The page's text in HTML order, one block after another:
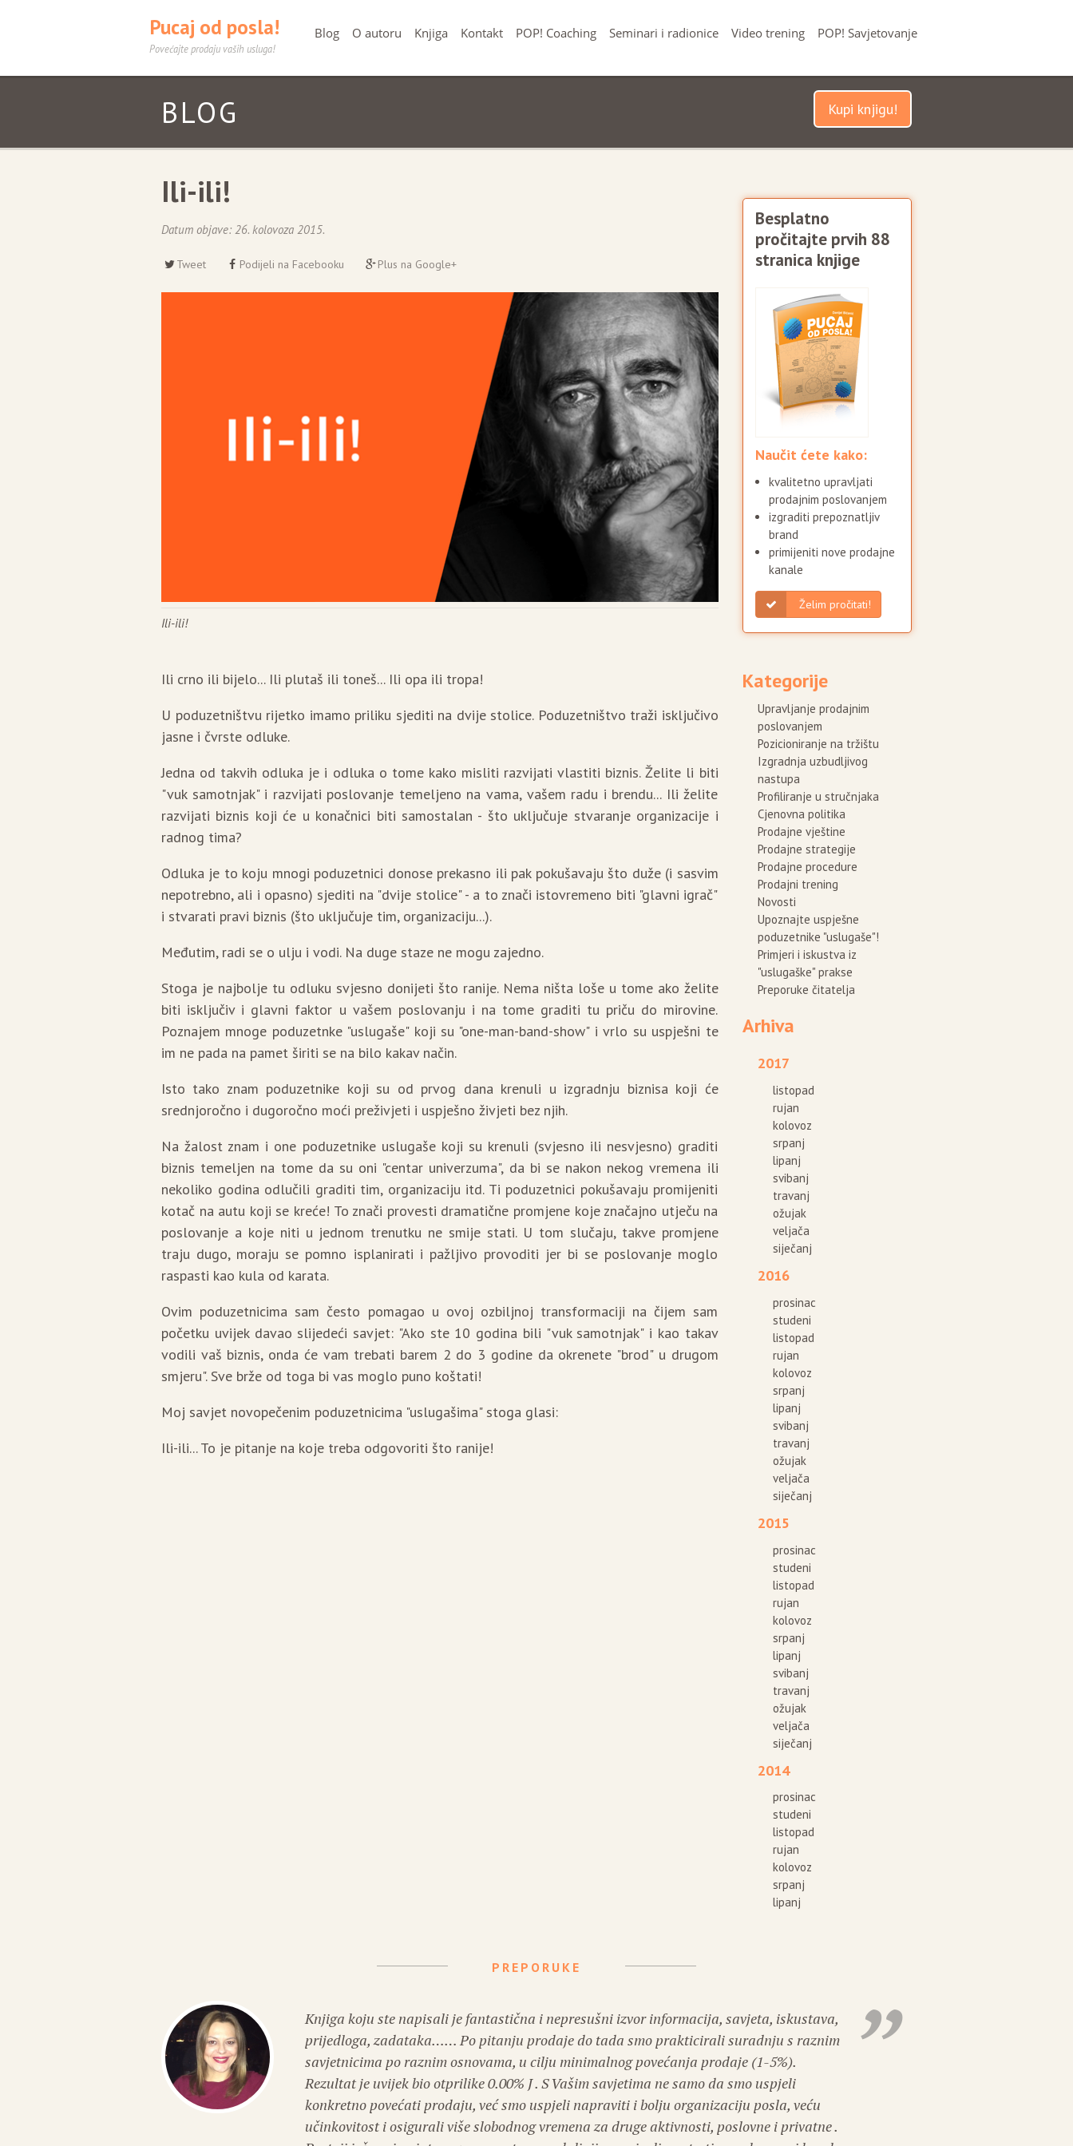
Pucaj od posla!
Povećajte prodaju vaših usluga!
Blog O autoru Knjiga Kontakt POP! Coaching Seminari i radionice Video trening POP! Savjetovanje
BLOG Kupi knjigu!
Ili-ili!
Datum objave: 26. kolovoza 2015.
Tweet Podijeli na Facebooku Plus na Google+
Ili-ili!
Ili crno ili bijelo... Ili plutaš ili toneš... Ili opa ili tropa!
U poduzetništvu rijetko imamo priliku sjediti na dvije stolice. Poduzetništvo traži isključivo
jasne i čvrste odluke.
Jedna od takvih odluka je i odluka o tome kako misliti razvijati vlastiti biznis. Želite li biti
"vuk samotnjak" i razvijati poslovanje temeljeno na vama, vašem radu i brendu... Ili želite
razvijati biznis koji će u konačnici biti samostalan - što uključuje stvaranje organizacije i
radnog tima?
Odluka je to koju mnogi poduzetnici donose prekasno ili pak pokušavaju što duže (i sasvim
nepotrebno, ali i opasno) sjediti na "dvije stolice" - a to znači istovremeno biti "glavni igrač"
i stvarati pravi biznis (što uključuje tim, organizaciju...).
Međutim, radi se o ulju i vodi. Na duge staze ne mogu zajedno.
Stoga je najbolje tu odluku svjesno donijeti što ranije. Nema ništa loše u tome ako želite
biti isključiv i glavni faktor u vašem poslovanju i na tome graditi tu priču do mirovine.
Poznajem mnoge poduzetnke "uslugaše" koji su "one-man-band-show" i vrlo su uspješni te
im ne pada na pamet širiti se na bilo kakav način.
Isto tako znam poduzetnike koji su od prvog dana krenuli u izgradnju biznisa koji će
srednjoročno i dugoročno moći preživjeti i uspješno živjeti bez njih.
Na žalost znam i one poduzetnike uslugaše koji su krenuli (svjesno ili nesvjesno) graditi
biznis temeljen na tome da su oni "centar univerzuma", da bi se nakon nekog vremena ili
nekoliko godina odlučili graditi tim, organizaciju itd. Ti poduzetnici pokušavaju promijeniti
kotač na autu koji se kreće! To znači provesti dramatične promjene koje značajno utječu na
poslovanje a koje niti u jednom trenutku ne smije stati. U tom slučaju, takve promjene
traju dugo, moraju se pomno isplanirati i pažljivo provoditi jer bi se poslovanje moglo
raspasti kao kula od karata.
Ovim poduzetnicima sam često pomagao u ovoj ozbiljnoj transformaciji na čijem sam
početku uvijek davao slijedeći savjet: "Ako ste 10 godina bili "vuk samotnjak" i kao takav
vodili vaš biznis, onda će vam trebati barem 2 do 3 godine da okrenete "brod" u drugom
smjeru". Sve brže od toga bi vas moglo puno koštati!
Moj savjet novopečenim poduzetnicima "uslugašima" stoga glasi:
Ili-ili... To je pitanje na koje treba odgovoriti što ranije!
Besplatno
pročitajte prvih 88
stranica knjige
Naučit ćete kako:
kvalitetno upravljati
prodajnim poslovanjem
izgraditi prepoznatljiv
brand
primijeniti nove prodajne
kanale
Želim pročitati!
Kategorije
Upravljanje prodajnim
poslovanjem
Pozicioniranje na tržištu
Izgradnja uzbudljivog
nastupa
Profiliranje u stručnjaka
Cjenovna politika
Prodajne vještine
Prodajne strategije
Prodajne procedure
Prodajni trening
Novosti
Upoznajte uspješne
poduzetnike "uslugaše"!
Primjeri i iskustva iz
"uslugaške" prakse
Preporuke čitatelja
Arhiva
2017
listopad
rujan
kolovoz
srpanj
lipanj
svibanj
travanj
ožujak
veljača
siječanj
2016
prosinac
studeni
listopad
rujan
kolovoz
srpanj
lipanj
svibanj
travanj
ožujak
veljača
siječanj
2015
prosinac
studeni
listopad
rujan
kolovoz
srpanj
lipanj
svibanj
travanj
ožujak
veljača
siječanj
2014
prosinac
studeni
listopad
rujan
kolovoz
srpanj
lipanj
PREPORUKE
Knjiga koju ste napisali je fantastična i nepresušni izvor informacija, savjeta, iskustava,
prijedloga, zadataka…… Po pitanju prodaje do tada smo prakticirali suradnju s raznim
savjetnicima po raznim osnovama, u cilju minimalnog povećanja prodaje (1-5%).
Rezultat je uvijek bio otprilike 0.00% J . S Vašim savjetima ne samo da smo uspjeli
konkretno povećati prodaju, već smo uspjeli napraviti i bolju organizaciju posla, veću
učinkovitost i osigurali više slobodnog vremena za druge aktivnosti, poslovne i privatne .